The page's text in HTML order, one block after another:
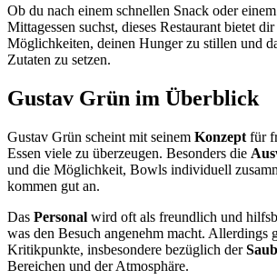
Ob du nach einem schnellen Snack oder
Mittagessen suchst, dieses Restaurant bietet
Möglichkeiten, deinen Hunger zu stillen und
Zutaten zu setzen.
Gustav Grün im Überblick
Gustav Grün scheint mit seinem Konzept für
Essen viele zu überzeugen. Besonders die
und die Möglichkeit, Bowls individuell
kommen gut an.
Das Personal wird oft als freundlich und
was den Besuch angenehm macht. Allerdings
Kritikpunkte, insbesondere bezüglich der
Bereichen und der Atmosphäre.